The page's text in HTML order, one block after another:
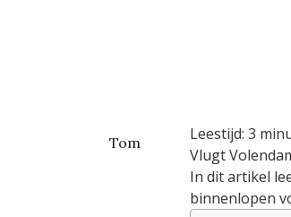
Tom Leestijd: 3
Vlugt
In dit artikel
binnenlopen